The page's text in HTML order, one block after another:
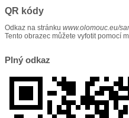
QR kódy
Odkaz na stránku www.olomouc.eu/
Tento obrazec můžete vyfotit pomocí
Plný odkaz